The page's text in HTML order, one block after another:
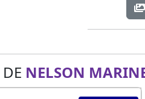
NELSON